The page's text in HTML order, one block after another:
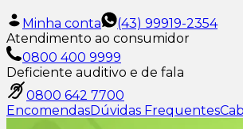
Minha conta
(43) 99919-2354
Atendimento ao consumidor
0800 400 9999
Deficiente auditivo e de fala
0800 642 7700
EncomendasDúvidas Frequentes